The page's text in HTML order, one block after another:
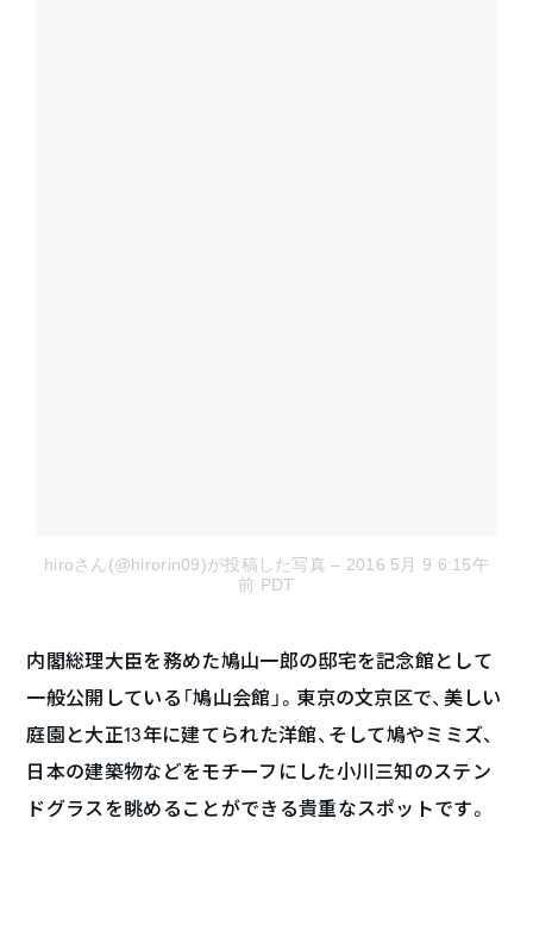
hiroさん(@hirorin09)が投稿した写真 – 2016 5月 9 6:15午
前 PDT
内閣総理大臣を務めた鳩山一郎の邸宅を記念館として
一般公開している「鳩山会館」。東京の文京区で、美しい
庭園と大正13年に建てられた洋館、そして鳩やミミズ、
日本の建築物などをモチーフにした小川三知のステン
ドグラスを眺めることができる貴重なスポットです。